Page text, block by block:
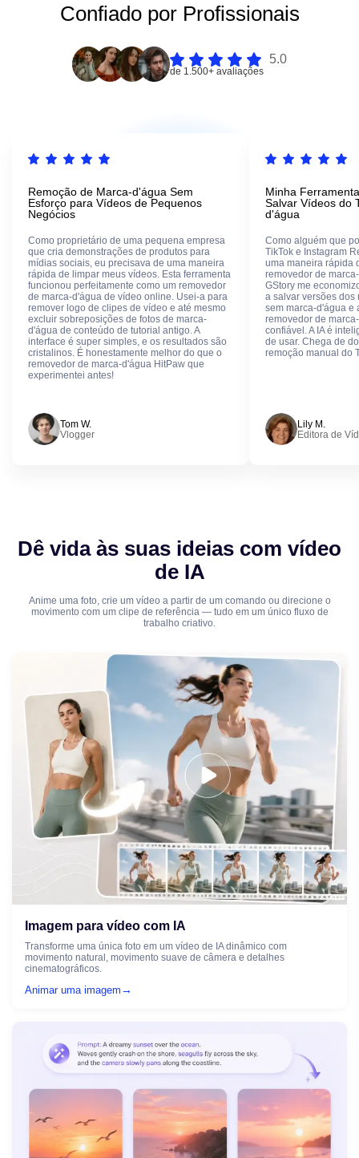
Confiado por Profissionais
5.0
de 1.500+ avaliações
Remoção de Marca-d'água Sem
Esforço para Vídeos de Pequenos
Negócios
Como proprietário de uma pequena empresa
que cria demonstrações de produtos para
mídias sociais, eu precisava de uma maneira
rápida de limpar meus vídeos. Esta ferramenta
funcionou perfeitamente como um removedor
de marca-d'água de vídeo online. Usei-a para
remover logo de clipes de vídeo e até mesmo
excluir sobreposições de fotos de marca-
d'água de conteúdo de tutorial antigo. A
interface é super simples, e os resultados são
cristalinos. É honestamente melhor do que o
removedor de marca-d'água HitPaw que
experimentei antes!
Tom W.
Vlogger
Minha
Salvar Vídeos do
d'água
Como alguém que
TikTok e Instagram
uma maneira rápida
removedor de
GStory me
a salvar versões dos
sem marca-d'água e
removedor de
confiável. A IA é
de usar. Chega de
remoção manual do
Lily M.
Editora de
Dê vida às suas ideias com vídeo
de IA
Anime uma foto, crie um vídeo a partir de um comando ou direcione o
movimento com um clipe de referência — tudo em um único fluxo de
trabalho criativo.
Imagem para vídeo com IA
Transforme uma única foto em um vídeo de IA dinâmico com
movimento natural, movimento suave de câmera e detalhes
cinematográficos.
Animar uma imagem →